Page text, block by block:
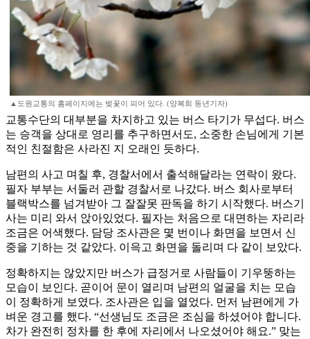
▲도원교통의 홈페이지에는 벚꽃이 피어 있다. (양복희 동년기자)
교통수단의 대부분을 차지하고 있는 버스 타기가 무섭다. 버스
는 승객을 상대로 영리를 추구하면서도, 소중한 손님에게 기본
적인 친절함은 사라진 지 오래인 듯하다.
남편의 사고 며칠 후, 경찰서에서 출석해달라는 연락이 왔다.
필자 부부는 서둘러 관할 경찰서로 나갔다. 버스 회사로부터
블랙박스를 넘겨받아 그 잘잘못 판독을 하기 시작했다. 버스기
사는 미리 와서 앉아있었다. 필자는 처음으로 대면하는 자리라
조금은 어색했다. 담당 조사관은 몇 번이나 화면을 보면서 신
중을 기하는 것 같았다. 이윽고 화면을 돌리며 다 같이 보았다.
정확하지는 않았지만 버스가 급정거로 사람들이 기우뚱하는
모습이 보인다. 곧이어 문이 열리며 남편의 얼굴을 치는 모습
이 정확하게 보였다. 조사관은 입을 열었다. 먼저 남편에게 가
벼운 경고를 했다. “선생님도 조금은 조심을 하셨어야 합니다.
차가 완전히 정차를 한 후에 자리에서 나오셨어야 해요.” 맞는